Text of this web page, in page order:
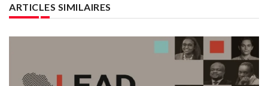
ARTICLES SIMILAIRES